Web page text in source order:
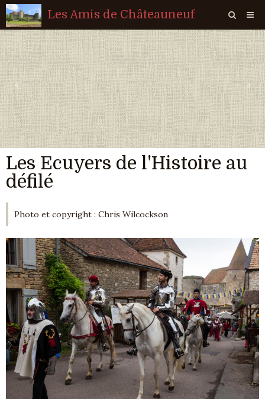
Les Amis de Châteauneuf
Page d'accueil
Livre d'or
Agenda
Quiz
Vidéos
Album
Contact
‹ ›
Les Ecuyers de l'Histoire au
défilé
Photo et copyright : Chris Wilcockson